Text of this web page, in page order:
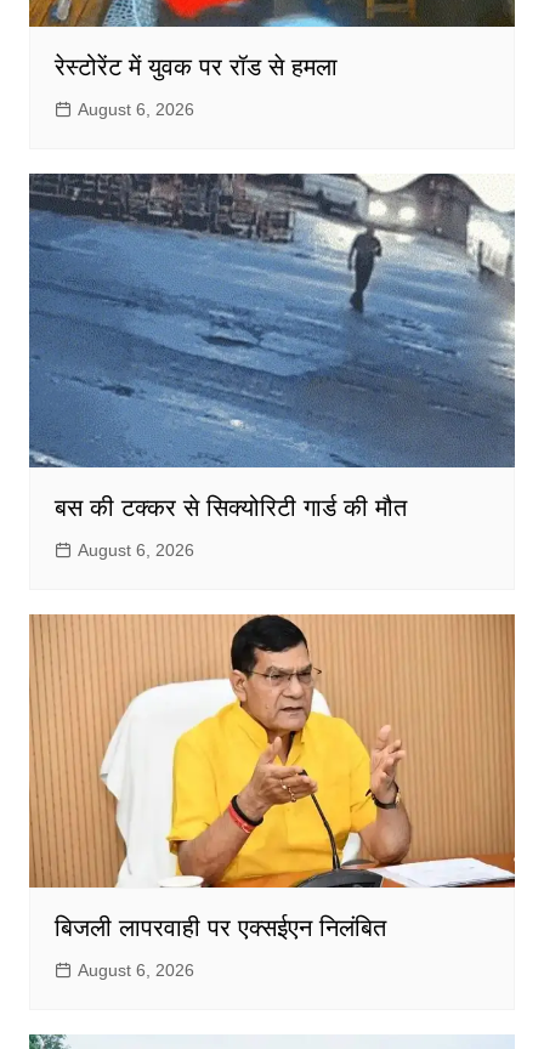
रेस्टोरेंट में युवक पर रॉड से हमला
August 6, 2026
बस की टक्कर से सिक्योरिटी गार्ड की मौत
August 6, 2026
बिजली लापरवाही पर एक्सईएन निलंबित
August 6, 2026